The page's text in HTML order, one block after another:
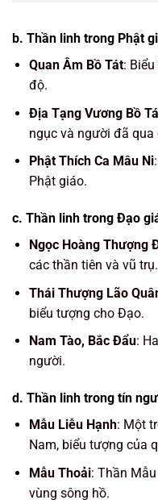
b. Thần linh trong Phật
Quan Âm Bồ Tát:
độ.
Địa Tạng Vương Bồ
ngục và người đã qua
Phật Thích Ca Mâu Ni
Phật giáo.
c. Thần linh trong Đạo
Ngọc Hoàng Thượng
các thần tiên và vũ trụ.
Thái Thượng Lão
biểu tượng cho Đạo.
Nam Tào, Bắc Đẩu:
người.
d. Thần linh trong tín
Mẫu Liễu Hạnh: Một
Nam, biểu tượng của
Mẫu Thoải: Thần
vùng sông hồ.